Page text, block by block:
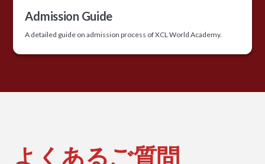
Admission Guide
A detailed guide on admission process of XCL World Academy.
よくあるご質問